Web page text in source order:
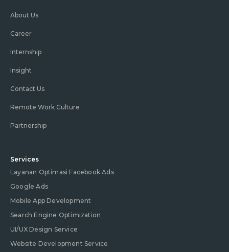
About Us
Career
Internship
Insight
Contact Us
Remote Work Culture
Partnership
Services
Layanan Optimasi Facebook Ads
Google Ads
Mobile App Development
Search Engine Optimization
UI/UX Design Service
Website Development Service